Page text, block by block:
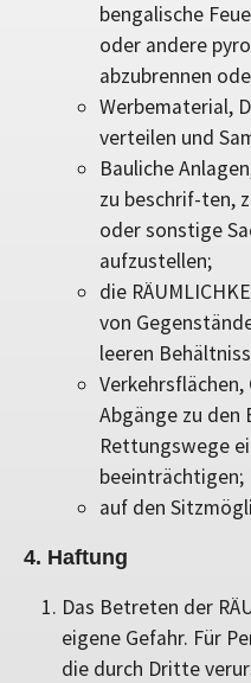
bengalische
oder andere
abzubrennen
Werbematerial,
verteilen und
Bauliche
zu beschrif-ten,
oder sonstige
aufzustellen;
die
von
leeren
Verkehrsflächen,
Abgänge zu den
Rettungswege
beeinträchtigen;
auf den
4. Haftung
Das Betreten der
eigene Gefahr. Für
die durch Dritte